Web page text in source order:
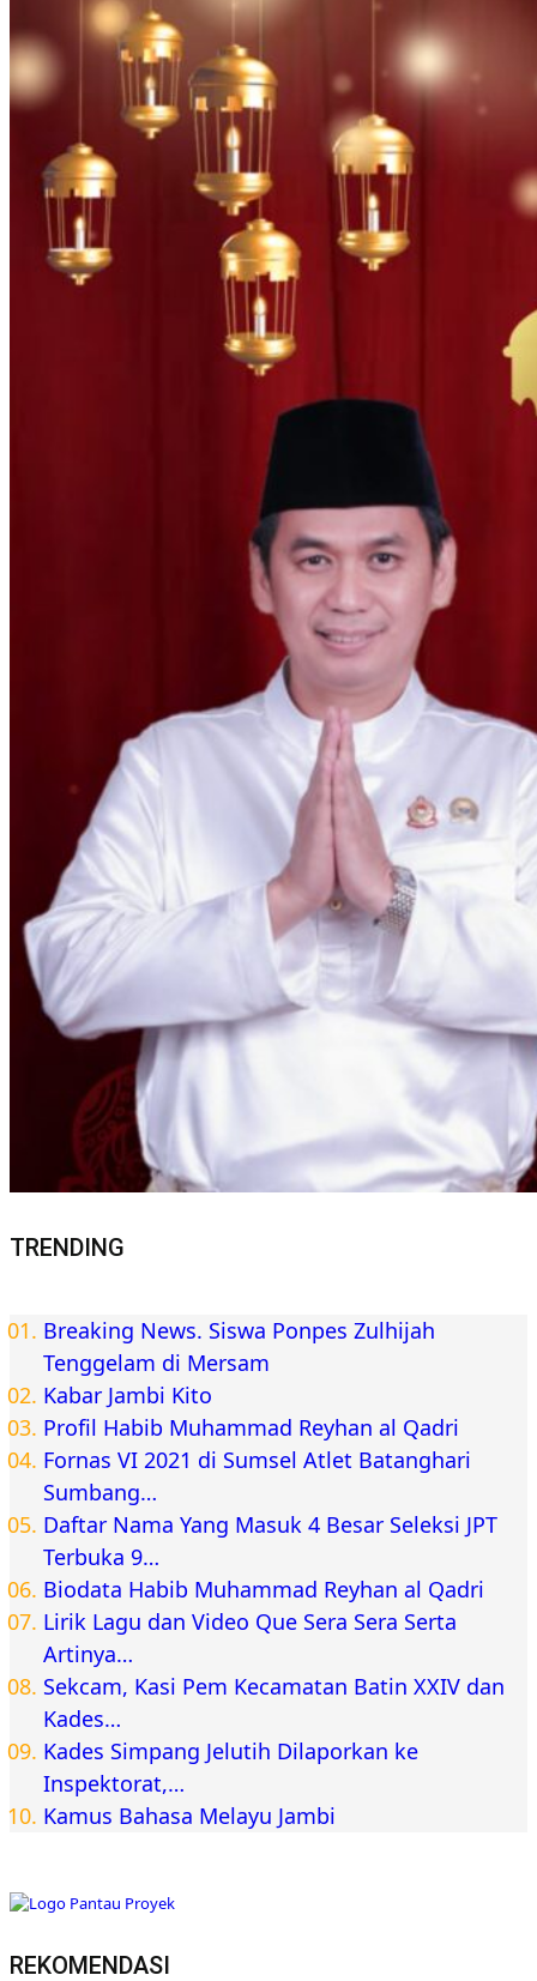
TRENDING
Breaking News. Siswa Ponpes Zulhijah
Tenggelam di Mersam
Kabar Jambi Kito
Profil Habib Muhammad Reyhan al Qadri
Fornas VI 2021 di Sumsel Atlet Batanghari
Sumbang…
Daftar Nama Yang Masuk 4 Besar Seleksi JPT
Terbuka 9…
Biodata Habib Muhammad Reyhan al Qadri
Lirik Lagu dan Video Que Sera Sera Serta
Artinya…
Sekcam, Kasi Pem Kecamatan Batin XXIV dan
Kades…
Kades Simpang Jelutih Dilaporkan ke
Inspektorat,…
Kamus Bahasa Melayu Jambi
REKOMENDASI